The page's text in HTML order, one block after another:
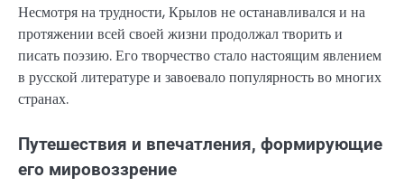
Несмотря на трудности, Крылов не останавливался и на
протяжении всей своей жизни продолжал творить и
писать поэзию. Его творчество стало настоящим явлением
в русской литературе и завоевало популярность во многих
странах.
Путешествия и впечатления, формирующие
его мировоззрение